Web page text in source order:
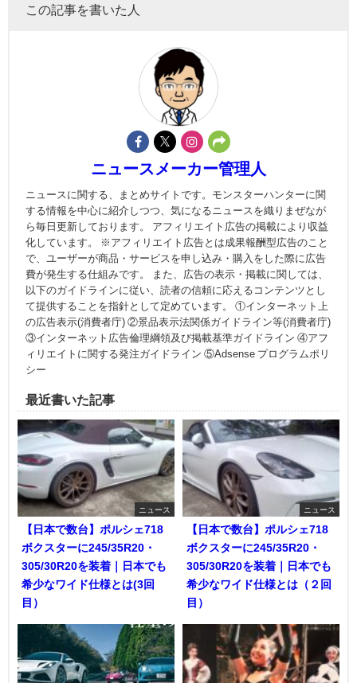
この記事を書いた人
ニュースメーカー管理人
ニュースに関する、まとめサイトです。モンスターハンターに関
する情報を中心に紹介しつつ、気になるニュースを織りまぜなが
ら毎日更新しております。 アフィリエイト広告の掲載により収益
化しています。 ※アフィリエイト広告とは成果報酬型広告のこと
で、ユーザーが商品・サービスを申し込み・購入をした際に広告
費が発生する仕組みです。 また、広告の表示・掲載に関しては、
以下のガイドラインに従い、読者の信頼に応えるコンテンツとし
て提供することを指針として定めています。 ①インターネット上
の広告表示(消費者庁) ②景品表示法関係ガイドライン等(消費者庁)
③インターネット広告倫理綱領及び掲載基準ガイドライン ④アフ
ィリエイトに関する発注ガイドライン ⑤Adsense プログラムポリ
シー
最近書いた記事
ニュース
【日本で数台】ポルシェ718
ボクスターに245/35R20・
305/30R20を装着｜日本でも
希少なワイド仕様とは(3回
目）
ニュース
【日本で数台】ポルシェ718
ボクスターに245/35R20・
305/30R20を装着｜日本でも
希少なワイド仕様とは（２回
目）